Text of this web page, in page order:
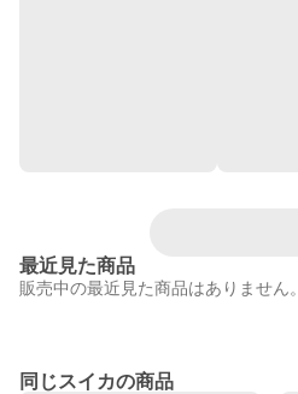
最近見た商品
販売中の最近見た商品はありません。
同じスイカの商品